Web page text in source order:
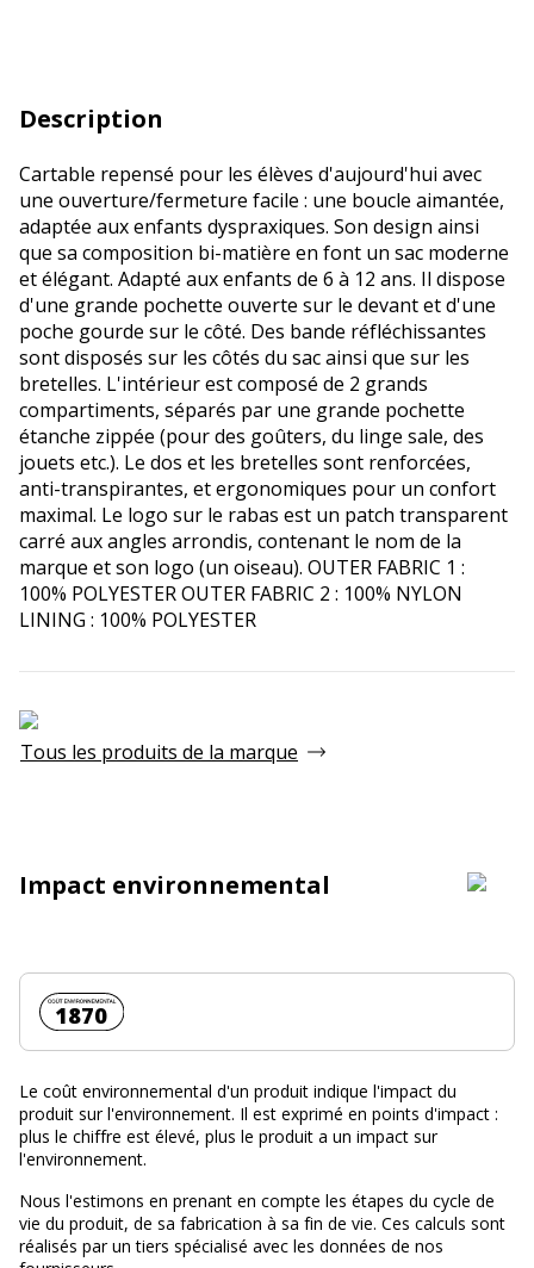
Description
Cartable repensé pour les élèves d'aujourd'hui avec
une ouverture/fermeture facile : une boucle aimantée,
adaptée aux enfants dyspraxiques. Son design ainsi
que sa composition bi-matière en font un sac moderne
et élégant. Adapté aux enfants de 6 à 12 ans. Il dispose
d'une grande pochette ouverte sur le devant et d'une
poche gourde sur le côté. Des bande réfléchissantes
sont disposés sur les côtés du sac ainsi que sur les
bretelles. L'intérieur est composé de 2 grands
compartiments, séparés par une grande pochette
étanche zippée (pour des goûters, du linge sale, des
jouets etc.). Le dos et les bretelles sont renforcées,
anti-transpirantes, et ergonomiques pour un confort
maximal. Le logo sur le rabas est un patch transparent
carré aux angles arrondis, contenant le nom de la
marque et son logo (un oiseau). OUTER FABRIC 1 :
100% POLYESTER OUTER FABRIC 2 : 100% NYLON
LINING : 100% POLYESTER
Tous les produits de la marque
Impact environnemental
Coût environnemental :
1870
Le coût environnemental d'un produit indique l'impact du
produit sur l'environnement. Il est exprimé en points d'impact :
plus le chiffre est élevé, plus le produit a un impact sur
l'environnement.
Nous l'estimons en prenant en compte les étapes du cycle de
vie du produit, de sa fabrication à sa fin de vie. Ces calculs sont
réalisés par un tiers spécialisé avec les données de nos